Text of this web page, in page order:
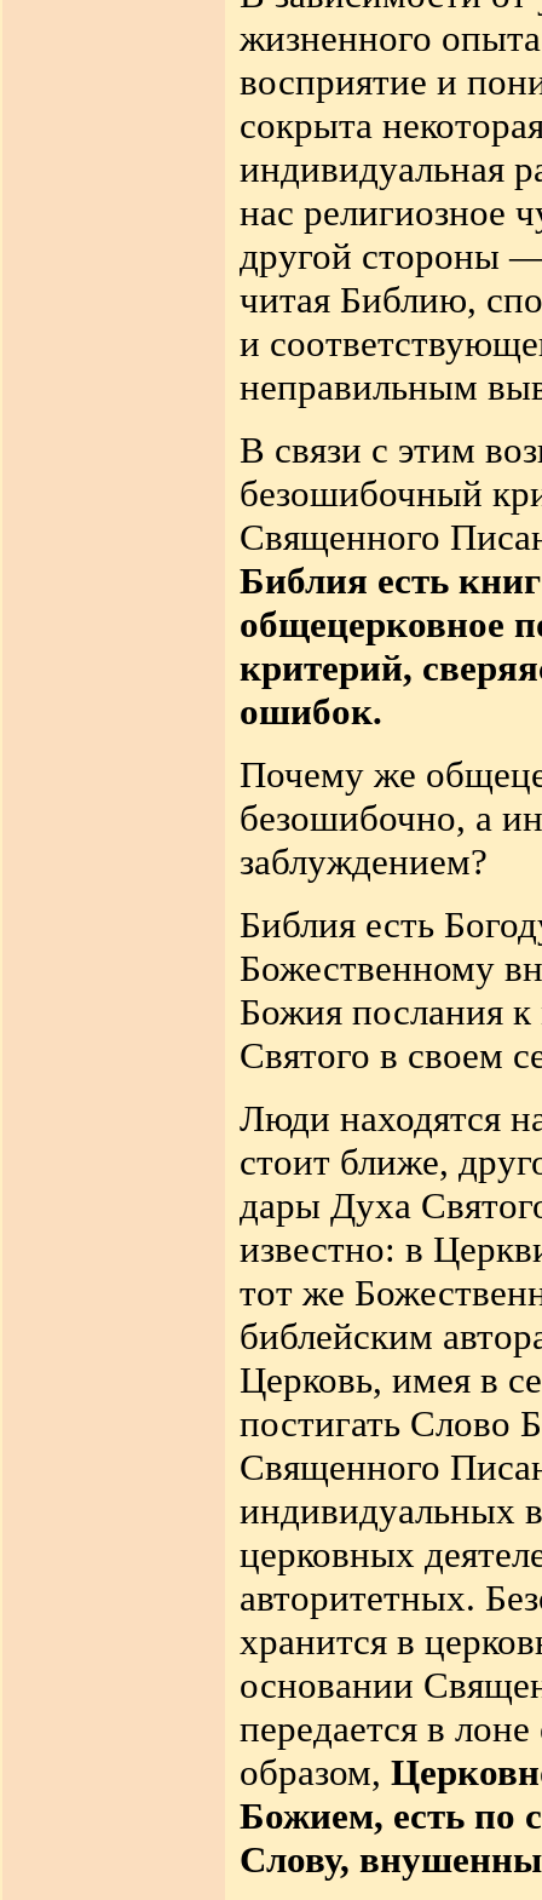
жизненного
восприятие и
сокрыта
индивидуальная
нас религиозное
другой стороны
читая Библию,
и
неправильным
В связи с этим
безошибочный
Священного
Библия есть
общецерковное
критерий,
ошибок.
Почему же
безошибочно, а
заблуждением?
Библия есть
Божественному
Божия послания
Святого в своем
Люди находятся
стоит ближе,
дары Духа
известно: в
тот же
библейским
Церковь, имея в
постигать Слово
Священного
индивидуальных
церковных
авторитетных.
хранится в
основании
передается в
образом,
Божием, есть по
Слову,